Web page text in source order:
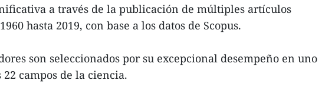
a través de la publicación de múltiples artículos
hasta 2019, con base a los datos de Scopus.
son seleccionados por su excepcional desempeño en uno
22 campos de la ciencia.